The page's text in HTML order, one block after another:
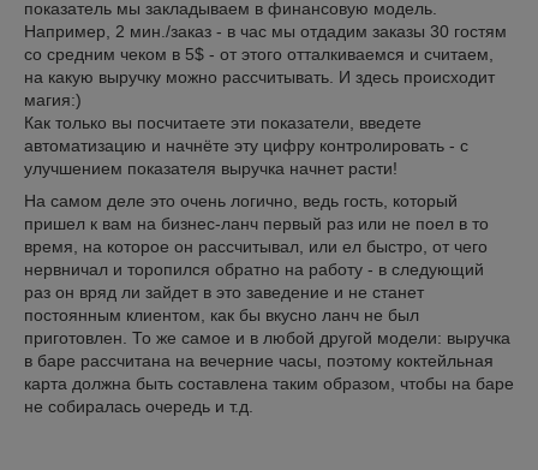
показатель мы закладываем в финансовую модель.
Например, 2 мин./заказ - в час мы отдадим заказы 30 гостям
со средним чеком в 5$ - от этого отталкиваемся и считаем,
на какую выручку можно рассчитывать. И здесь происходит
магия:)
Как только вы посчитаете эти показатели, введете
автоматизацию и начнёте эту цифру контролировать - с
улучшением показателя выручка начнет расти!
На самом деле это очень логично, ведь гость, который
пришел к вам на бизнес-ланч первый раз или не поел в то
время, на которое он рассчитывал, или ел быстро, от чего
нервничал и торопился обратно на работу - в следующий
раз он вряд ли зайдет в это заведение и не станет
постоянным клиентом, как бы вкусно ланч не был
приготовлен. То же самое и в любой другой модели: выручка
в баре рассчитана на вечерние часы, поэтому коктейльная
карта должна быть составлена таким образом, чтобы на баре
не собиралась очередь и т.д.